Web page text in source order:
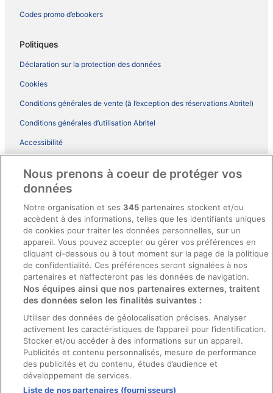
Codes promo d’ebookers
Politiques
Déclaration sur la protection des données
Cookies
Conditions générales de vente (à l’exception des réservations Abritel)
Conditions générales d’utilisation Abritel
Accessibilité
Conditions générales du programme BONUS+ d’ebookers
Directives de contenu et signalement de contenus
Aide
Soutien
Annuler votre réservation d’hôtel ou de propriété de vacances
Échéances de remboursement
Utiliser un coupon ebookers
Nous prenons à coeur de protéger vos
données
Notre organisation et ses345 partenaires stockent et/ou
accèdent à des informations, telles que les identifiants uniques
de cookies pour traiter les données personnelles, sur un
appareil. Vous pouvez accepter ou gérer vos préférences en
cliquant ci-dessous ou à tout moment sur la page de la politique
de confidentialité. Ces préférences seront signalées à nos
partenaires et n’affecteront pas les données de navigation.
Nos équipes ainsi que nos partenaires externes, traitent
des données selon les finalités suivantes :
Utiliser des données de géolocalisation précises. Analyser
activement les caractéristiques de l’appareil pour l’identification.
Stocker et/ou accéder à des informations sur un appareil.
Publicités et contenu personnalisés, mesure de performance
des publicités et du contenu, études d’audience et
développement de services.
Liste de nos partenaires (fournisseurs)